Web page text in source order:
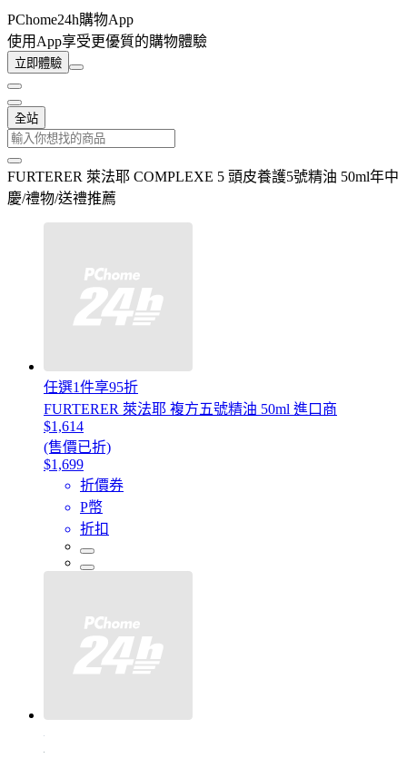
PChome24h購物App
使用App享受更優質的購物體驗
立即體驗
全站
FURTERER 萊法耶 COMPLEXE 5 頭皮養護5號精油 50ml年中
慶/禮物/送禮推薦
任選1件享95折
FURTERER 萊法耶 複方五號精油 50ml 進口商
$1,614
(售價已折)
$1,699
折價券
P幣
折扣